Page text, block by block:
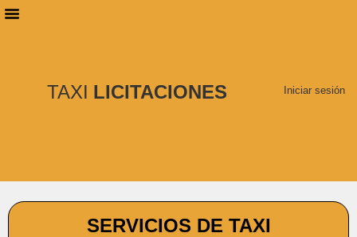
TAXI LICITACIONES Iniciar sesión
SERVICIOS DE TAXI